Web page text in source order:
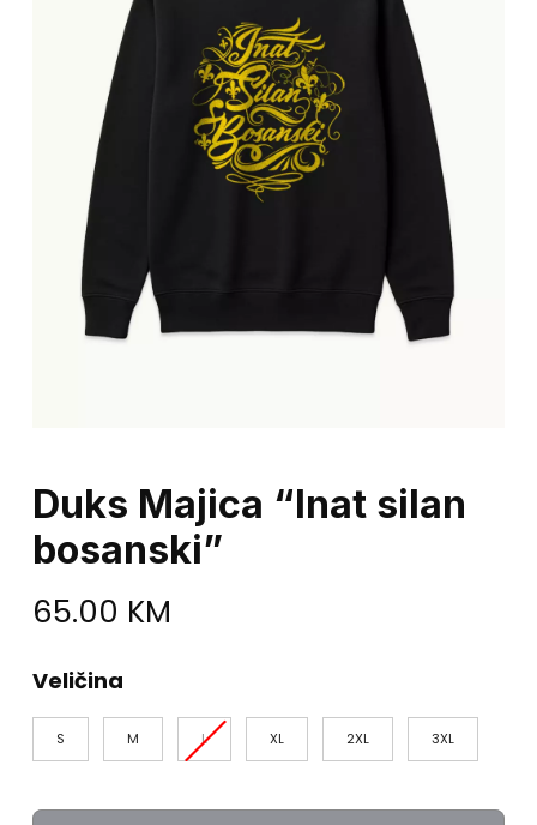
Duks Majica “Inat silan
bosanski”
65.00 KM
Veličina
S M L XL 2XL 3XL